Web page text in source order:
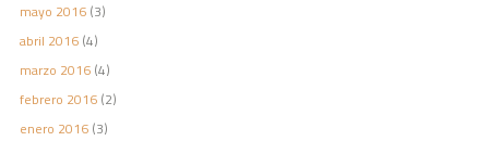
mayo 2016(3)
abril 2016(4)
marzo 2016(4)
febrero 2016(2)
enero 2016(3)